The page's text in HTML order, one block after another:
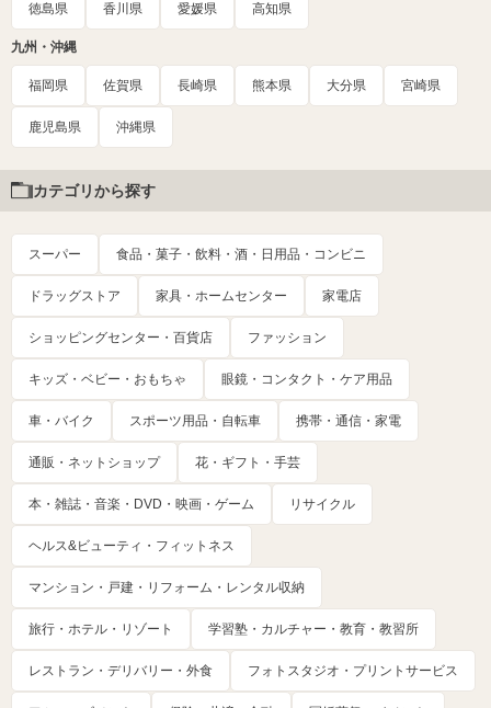
徳島県 香川県 愛媛県 高知県
九州・沖縄
福岡県 佐賀県 長崎県 熊本県 大分県 宮崎県
鹿児島県 沖縄県
カテゴリから探す
スーパー 食品・菓子・飲料・酒・日用品・コンビニ
ドラッグストア 家具・ホームセンター 家電店
ショッピングセンター・百貨店 ファッション
キッズ・ベビー・おもちゃ 眼鏡・コンタクト・ケア用品
車・バイク スポーツ用品・自転車 携帯・通信・家電
通販・ネットショップ 花・ギフト・手芸
本・雑誌・音楽・DVD・映画・ゲーム リサイクル
ヘルス&ビューティ・フィットネス
マンション・戸建・リフォーム・レンタル収納
旅行・ホテル・リゾート 学習塾・カルチャー・教育・教習所
レストラン・デリバリー・外食 フォトスタジオ・プリントサービス